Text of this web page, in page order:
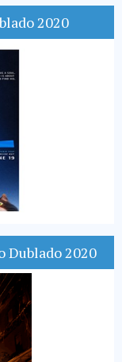
2020
Dublado 2020